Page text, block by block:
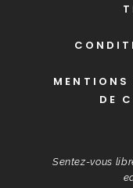
MENTIONS
DE
Sentez-vous